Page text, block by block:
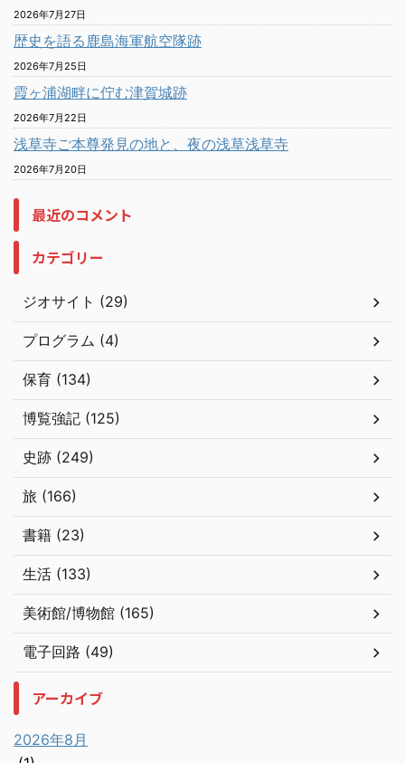
2026年7月27日
歴史を語る鹿島海軍航空隊跡
2026年7月25日
霞ヶ浦湖畔に佇む津賀城跡
2026年7月22日
浅草寺ご本尊発見の地と、夜の浅草浅草寺
2026年7月20日
最近のコメント
カテゴリー
ジオサイト (29)
プログラム (4)
保育 (134)
博覧強記 (125)
史跡 (249)
旅 (166)
書籍 (23)
生活 (133)
美術館/博物館 (165)
電子回路 (49)
アーカイブ
2026年8月